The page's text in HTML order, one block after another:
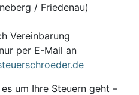
/ Friedenau)
Vereinbarung
per E-Mail an
um Ihre Steuern geht –